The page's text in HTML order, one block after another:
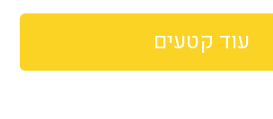
עוד קטעים